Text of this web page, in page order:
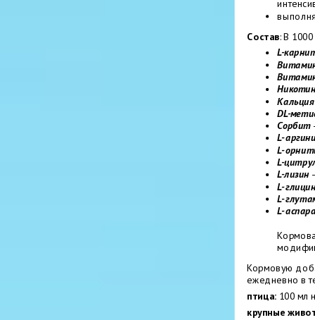
Состав: В
L-
DL-
Сорбит
L-
L-
L-
L-лизин
L-
L-
L-
Кормовую
ежедневно в
птица: 100 мл
крупные